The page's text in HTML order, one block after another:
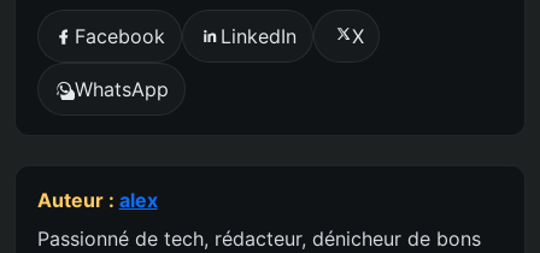
Facebook LinkedIn X
WhatsApp
Auteur : alex
Passionné de tech, rédacteur, dénicheur de bons